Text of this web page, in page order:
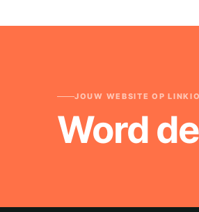
JOUW WEBSITE OP
Word